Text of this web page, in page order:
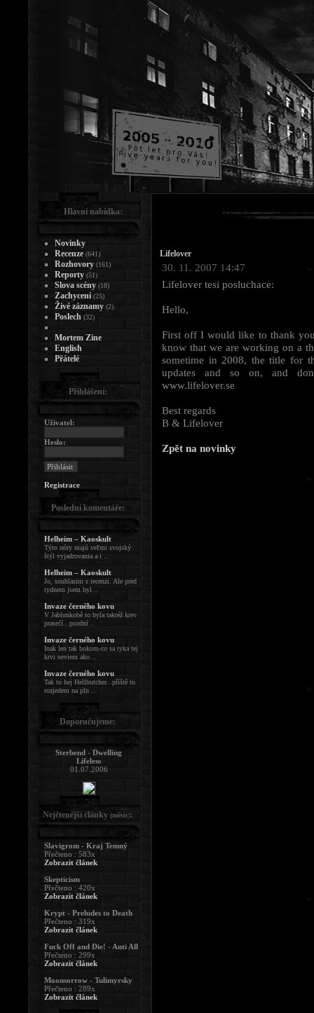
Lifelover
30. 11. 2007 14:47
Lifelover tesi posluchace:
Hello,
First off I would like to thank
know that we are working on a
sometime in 2008, the title for
updates and so on, and
www.lifelover.se
Best regards
B & Lifelover
Zpět na novinky
Hlavní nabídka:
Novinky
Recenze (641)
Rozhovory (161)
Reporty (51)
Slova scény (18)
Zachycení (25)
Živé záznamy (2)
Poslech (32)
Mortem Zine
English
Přátelé
Přihlášení:
Uživatel:
Heslo:
Registrace
Poslední komentáře:
Helheim – Kaoskult
Týto nóry majú veľmi svojský
štýl vyjadrovania a i ..
Helheim – Kaoskult
Jo, souhlasim s recenzi. Ale pred
tydnem jsem byl ..
Invaze černého kovu
V Jablunkobě to byla taktéž krev
prasečí...pozdní ..
Invaze černého kovu
Inak len tak bokom-co sa tyka tej
krvi neviem ako ..
Invaze černého kovu
Tak to hej Hellbutcher...příště to
rozjedem na pln ..
Doporučujeme:
Sterbend - Dwelling
Lifeless
01.07.2006
Nejčtenější články (měsíc):
Slavigrom - Kraj Temný
Přečteno : 583x
Zobrazit článek
Skepticism
Přečteno : 420x
Zobrazit článek
Krypt - Preludes to Death
Přečteno : 319x
Zobrazit článek
Fuck Off and Die! - Anti All
Přečteno : 299x
Zobrazit článek
Moonsorrow - Tulimyrsky
Přečteno : 289x
Zobrazit článek